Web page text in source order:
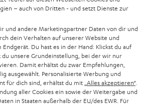
250
– auch von Dritten - und setzt Dienste zur
und andere Marketingpartner Daten von dir und
dein Verhalten auf unserer Website und
Du hast es in der Hand: Klickst du auf
du unsere Grundeinstellung, bei der wir nur
Damit erhältst du zwar Empfehlungen,
ausgewählt. Personalisierte Werbung und
für dich sind, erhältst du mit „Alles akzeptieren“.
aller Cookies ein sowie der Weitergabe und
in Staaten außerhalb der EU/des EWR. Für